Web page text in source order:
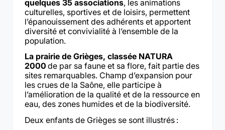
quelques 35 associations, les animations
culturelles, sportives et de loisirs, permettent
l’épanouissement des adhérents et apportent
diversité et convivialité à l’ensemble de la
population.
La prairie de Grièges, classée NATURA
2000 de par sa faune et sa flore, fait partie des
sites remarquables. Champ d’expansion pour
les crues de la Saône, elle participe à
l’amélioration de la qualité et de la ressource en
eau, des zones humides et de la biodiversité.
Deux enfants de Grièges se sont illustrés :